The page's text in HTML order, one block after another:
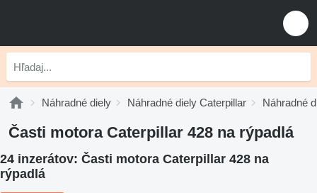
Náhradné diely Náhradné diely Caterpillar Náhradné
Časti motora Caterpillar 428 na rýpadlá
24 inzerátov: Časti motora Caterpillar 428 na
rýpadlá